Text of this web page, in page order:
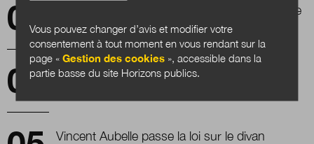
Le numérique bouscule-t-il le pouvoir étatique
Les nouveaux récits et l'imaginaire comme
Vincent Aubelle passe la loi sur le divan
Vous pouvez changer d’avis et modifier votre
consentement à tout moment en vous rendant sur la
page «Gestion des cookies », accessible dans la
partie basse du site Horizons publics.